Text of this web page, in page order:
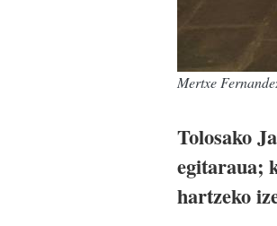
Mertxe
Tolosako
egitaraua;
hartzeko